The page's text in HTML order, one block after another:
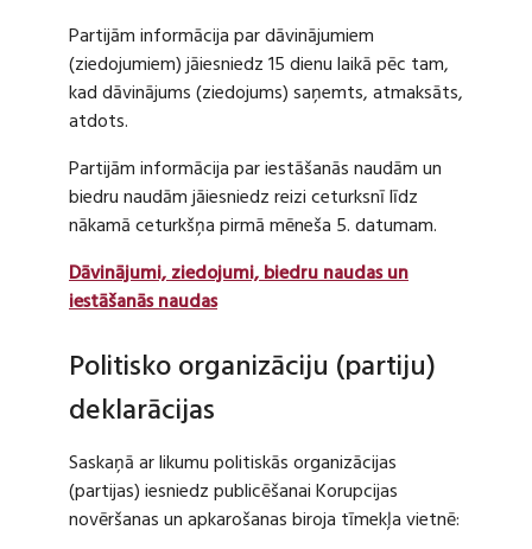
Partijām informācija par dāvinājumiem
(ziedojumiem) jāiesniedz 15 dienu laikā pēc tam,
kad dāvinājums (ziedojums) saņemts, atmaksāts,
atdots.
Partijām informācija par iestāšanās naudām un
biedru naudām jāiesniedz reizi ceturksnī līdz
nākamā ceturkšņa pirmā mēneša 5. datumam.
Dāvinājumi, ziedojumi, biedru naudas un
iestāšanās naudas
Politisko organizāciju (partiju)
deklarācijas
Saskaņā ar likumu politiskās organizācijas
(partijas) iesniedz publicēšanai Korupcijas
novēršanas un apkarošanas biroja tīmekļa vietnē: